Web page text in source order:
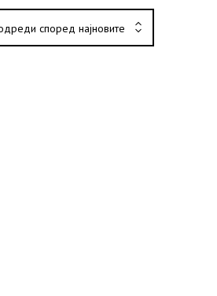
според најновите